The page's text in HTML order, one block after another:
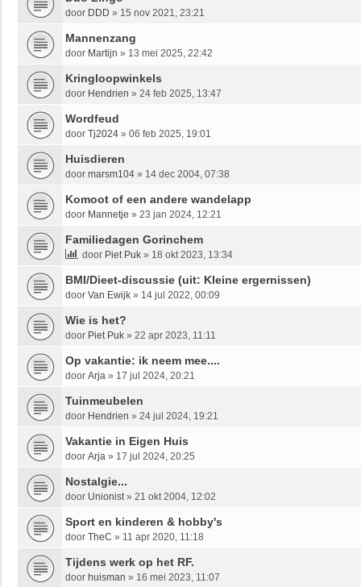
door DDD » 15 nov 2021, 23:21
Mannenzang
door Martijn » 13 mei 2025, 22:42
Kringloopwinkels
door Hendrien » 24 feb 2025, 13:47
Wordfeud
door Tj2024 » 06 feb 2025, 19:01
Huisdieren
door marsm104 » 14 dec 2004, 07:38
Komoot of een andere wandelapp
door Mannetje » 23 jan 2024, 12:21
Familiedagen Gorinchem
door Piet Puk » 18 okt 2023, 13:34
BMI/Dieet-discussie (uit: Kleine ergernissen)
door Van Ewijk » 14 jul 2022, 00:09
Wie is het?
door Piet Puk » 22 apr 2023, 11:11
Op vakantie: ik neem mee....
door Arja » 17 jul 2024, 20:21
Tuinmeubelen
door Hendrien » 24 jul 2024, 19:21
Vakantie in Eigen Huis
door Arja » 17 jul 2024, 20:25
Nostalgie...
door Unionist» 21 okt 2004, 12:02
Sport en kinderen & hobby's
door TheC » 11 apr 2020, 11:18
Tijdens werk op het RF.
door huisman » 16 mei 2023, 11:07